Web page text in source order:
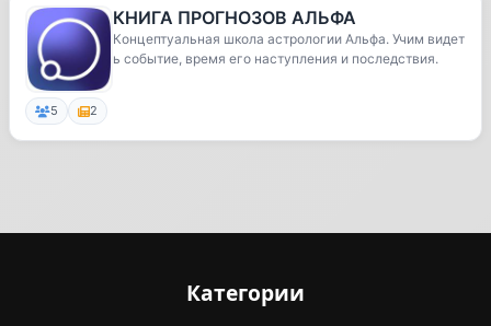
КНИГА ПРОГНОЗОВ АЛЬФА
Концептуальная школа астрологии Альфа. Учим видет
ь событие, время его наступления и последствия.
5 2
Категории